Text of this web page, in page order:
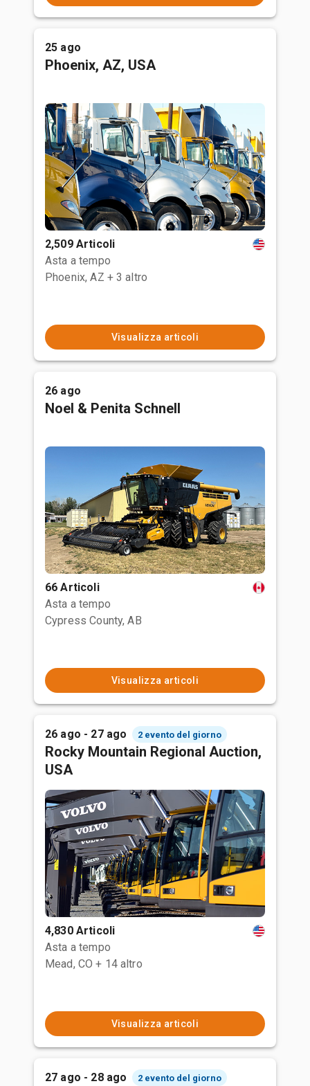
25 ago
Phoenix, AZ, USA
2,509 Articoli
Asta a tempo
Phoenix, AZ + 3 altro
Visualizza articoli
26 ago
Noel & Penita Schnell
66 Articoli
Asta a tempo
Cypress County, AB
Visualizza articoli
26 ago - 27 ago 2 evento del giorno
Rocky Mountain Regional Auction,
USA
4,830 Articoli
Asta a tempo
Mead, CO + 14 altro
Visualizza articoli
27 ago - 28 ago 2 evento del giorno